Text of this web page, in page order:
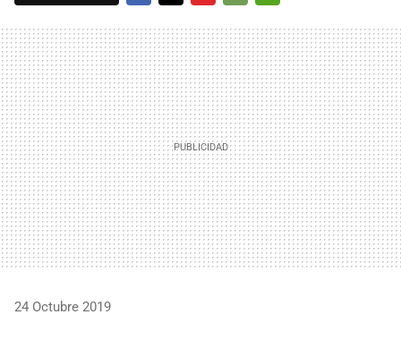
MAIL
24 Octubre 2019